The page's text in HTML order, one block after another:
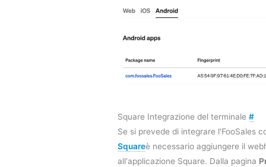
Square Integrazione del terminale #
Se si prevede di integrare l'FooSales
Squareè necessario aggiungere il
all'applicazione Square. Dalla pagina